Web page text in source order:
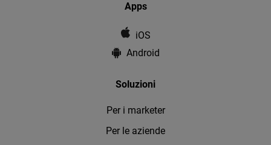
Apps
iOS
Android
Soluzioni
Per i marketer
Per le aziende